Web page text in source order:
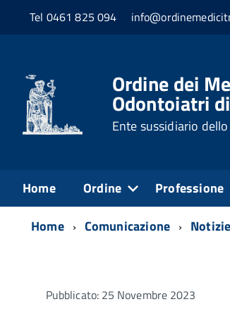
Tel 0461 825 094
Ordine dei
Odontoiatri
Ente sussidiario
Home Ordine Professione
Home Comunicazione
Pubblicato: 25 Novembre 2023